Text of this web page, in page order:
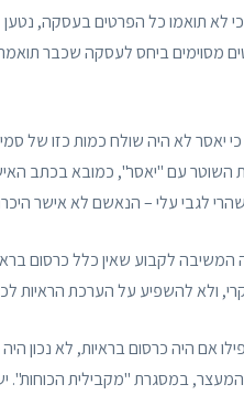
לא תואמו כל הפרטים בעסקה, נטען
מסוימים ביחס לעסקה שכבר
יאסר לא היה שולח כמות כזו של
עם "יאסר", כמובא בכתב
לגבי עלי – הנאשם לא אישר
המשיבה לקבוע שאין כלל כרסום
ולא להשפיע על הערכת הראיות
אם היה כרסום בראיות, לא
במסגרת "מקבילית